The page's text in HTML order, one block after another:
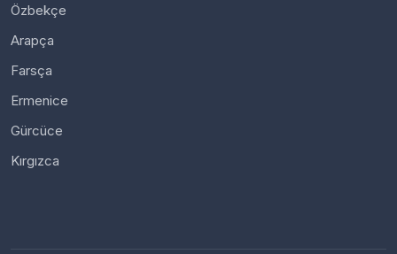
Özbekçe
Arapça
Farsça
Ermenice
Gürcüce
Kırgızca